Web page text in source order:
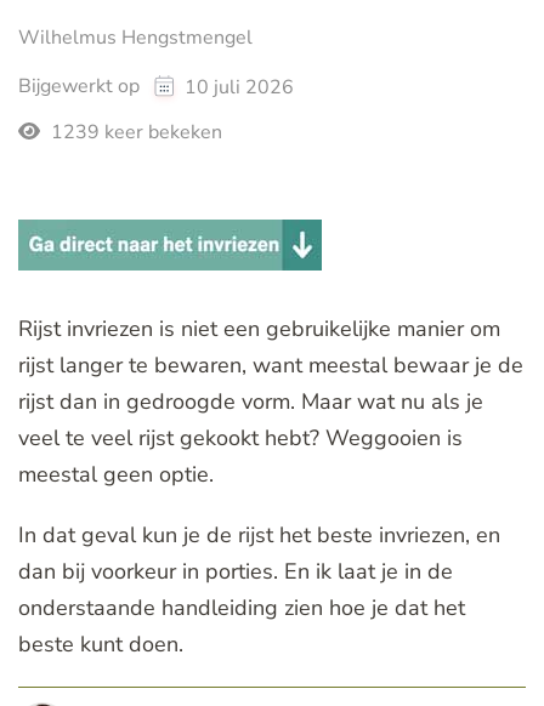
Wilhelmus Hengstmengel
Bijgewerkt op
10 juli 2026
1239 keer bekeken
Rijst invriezen is niet een gebruikelijke manier om
rijst langer te bewaren, want meestal bewaar je de
rijst dan in gedroogde vorm. Maar wat nu als je
veel te veel rijst gekookt hebt? Weggooien is
meestal geen optie.
In dat geval kun je de rijst het beste invriezen, en
dan bij voorkeur in porties. En ik laat je in de
onderstaande handleiding zien hoe je dat het
beste kunt doen.